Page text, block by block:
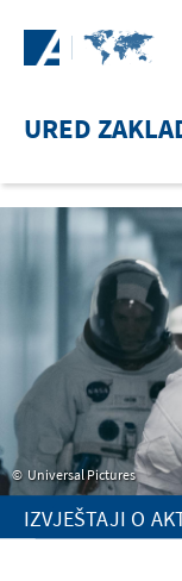
URED
Universal Pictures
IZVJEŠTAJI O